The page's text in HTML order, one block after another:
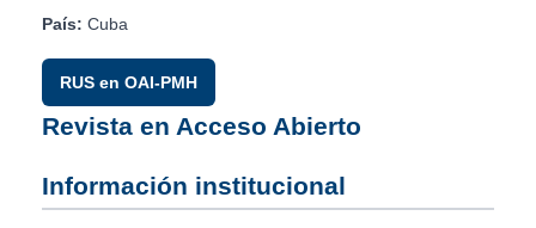
País: Cuba
RUS en OAI-PMH
Revista en Acceso Abierto
Información institucional